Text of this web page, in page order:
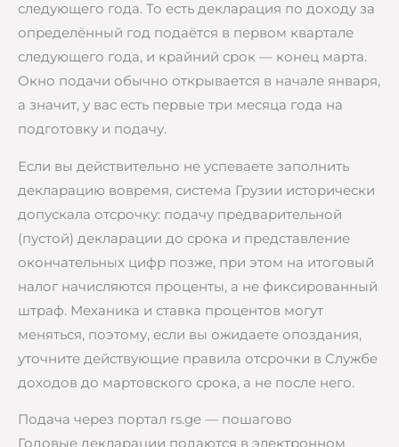
следующего года. То есть декларация по доходу за
определённый год подаётся в первом квартале
следующего года, и крайний срок — конец марта.
Окно подачи обычно открывается в начале января,
а значит, у вас есть первые три месяца года на
подготовку и подачу.
Если вы действительно не успеваете заполнить
декларацию вовремя, система Грузии исторически
допускала отсрочку: подачу предварительной
(пустой) декларации до срока и представление
окончательных цифр позже, при этом на итоговый
налог начисляются проценты, а не фиксированный
штраф. Механика и ставка процентов могут
меняться, поэтому, если вы ожидаете опоздания,
уточните действующие правила отсрочки в Службе
доходов до мартовского срока, а не после него.
Подача через портал rs.ge — пошагово
Годовые декларации подаются в электронном